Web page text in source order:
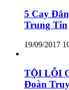
5 Cay
Trung Tin
19/09/2017
TỘI LỖI
Đoàn